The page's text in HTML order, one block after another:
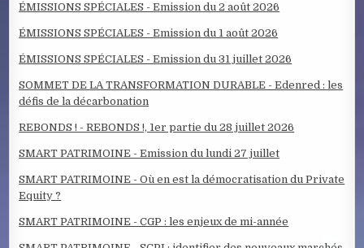
ÉMISSIONS SPÉCIALES - Emission du 2 août 2026
ÉMISSIONS SPÉCIALES - Emission du 1 août 2026
ÉMISSIONS SPÉCIALES - Emission du 31 juillet 2026
SOMMET DE LA TRANSFORMATION DURABLE - Edenred : les
défis de la décarbonation
REBONDS ! - REBONDS !, 1er partie du 28 juillet 2026
SMART PATRIMOINE - Emission du lundi 27 juillet
SMART PATRIMOINE - Où en est la démocratisation du Private
Equity ?
SMART PATRIMOINE - CGP : les enjeux de mi-année